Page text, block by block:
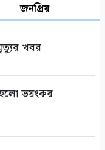
জনপ্রিয়
খবর
হলো ভয়ংকর